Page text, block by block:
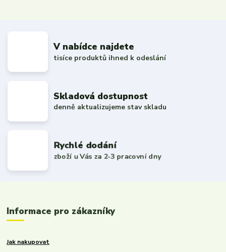
V nabídce najdete
tisíce produktů ihned k odeslání
Skladová dostupnost
denně aktualizujeme stav skladu
Rychlé dodání
zboží u Vás za 2-3 pracovní dny
Informace pro zákazníky
Jak nakupovat